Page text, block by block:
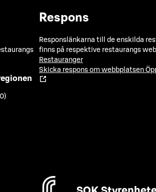
Respons
Responslänkarna till de enskilda
finns på respektive restaurangs
Restauranger
Skicka respons om webbplatsen